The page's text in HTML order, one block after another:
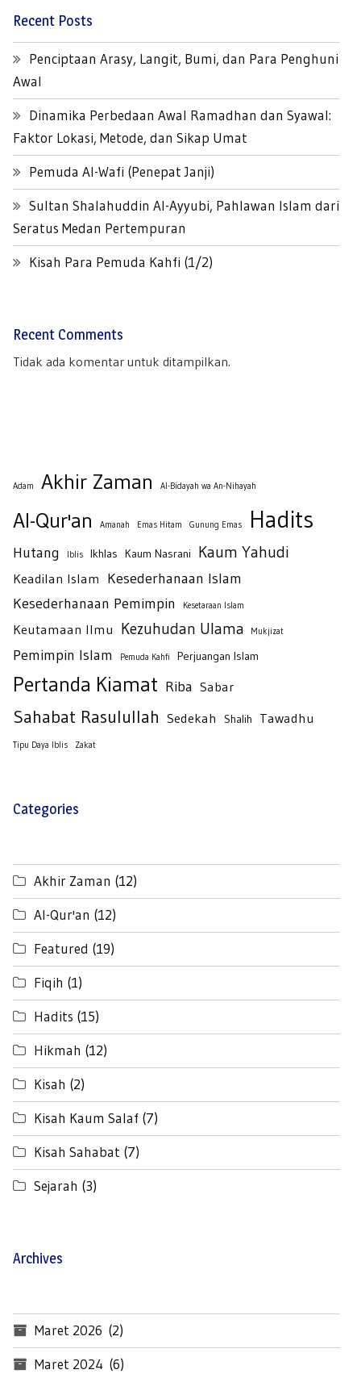
Recent Posts
Penciptaan Arasy, Langit, Bumi, dan Para Penghuni
Awal
Dinamika Perbedaan Awal Ramadhan dan Syawal:
Faktor Lokasi, Metode, dan Sikap Umat
Pemuda Al-Wafi (Penepat Janji)
Sultan Shalahuddin Al-Ayyubi, Pahlawan Islam dari
Seratus Medan Pertempuran
Kisah Para Pemuda Kahfi (1/2)
Recent Comments
Tidak ada komentar untuk ditampilkan.
Adam Akhir Zaman Al-Bidayah wa An-Nihayah
Al-Qur'an Amanah Emas Hitam Gunung Emas Hadits
Hutang Iblis Ikhlas Kaum Nasrani Kaum Yahudi
Keadilan Islam Kesederhanaan Islam
Kesederhanaan Pemimpin
Kesetaraan Islam
Keutamaan Ilmu Kezuhudan Ulama Mukjizat
Pemimpin Islam Pemuda Kahfi Perjuangan Islam
Pertanda Kiamat Riba Sabar
Sahabat Rasulullah Sedekah Shalih Tawadhu
Tipu Daya Iblis Zakat
Categories
Akhir Zaman (12)
Al-Qur'an (12)
Featured (19)
Fiqih (1)
Hadits (15)
Hikmah (12)
Kisah (2)
Kisah Kaum Salaf (7)
Kisah Sahabat (7)
Sejarah (3)
Archives
Maret 2026 (2)
Maret 2024 (6)